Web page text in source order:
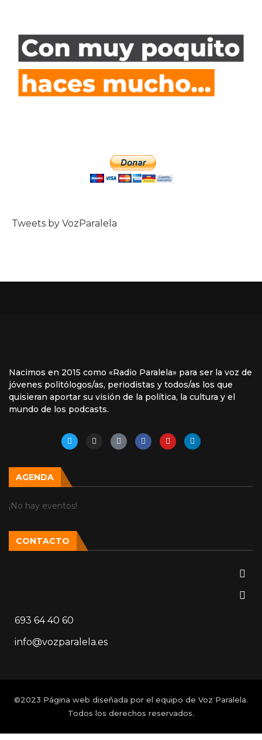
Tweets by VozParalela
Nacimos en 2015 como «Radio Paralela» para ser la voz de
jóvenes politólogos/as, periodistas y todos/as los que
quisieran aportar su visión de la política, la cultura y el
mundo de los podcasts.
AGENDA
¡No hay eventos!
CONTACTO
693 64 40 60
info@vozparalela.es
©2023 Página web diseñada por el equipo de Voz Paralela.
Todos los derechos reservados.